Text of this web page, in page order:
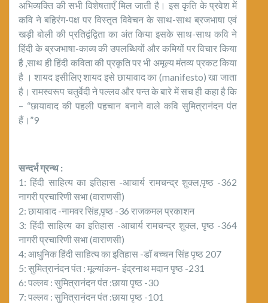
अभिव्यक्ति की सभी विशेषताएँ मिल जाती है। इस कृति के प्रवेश में
कवि ने बहिरंग-पक्ष पर विस्तृत विवेचन के साथ-साथ ब्रजभाषा एवं
खड़ी बोली की प्रतिद्वंद्विता का अंत किया इसके साथ-साथ कवि ने
हिंदी के ब्रजभाषा-काव्य की उपलब्धियों और कमियों पर विचार किया
है ,साथ ही हिंदी कविता की प्रकृति पर भी अमूल्य मंतव्य प्रकट किया
है । शायद इसीलिए शायद इसे छायावाद का (manifesto) खा जाता
है। रामस्वरूप चतुर्वेदी ने पल्लव और पन्त के बारे में सच ही कहा है कि
– “छायावाद की पहली पहचान बनाने वाले कवि सुमित्रानंदन पंत
हैं।”9
सन्दर्भ ग्रन्थ :
1: हिंदी साहित्य का इतिहास -आचार्य रामचन्द्र शुक्ल,पृष्ठ -362
नागरी प्रचारिणी सभा (वाराणसी)
2: छायावाद -नामवर सिंह,पृष्ठ -36 राजकमल प्रकाशन
3: हिंदी साहित्य का इतिहास -आचार्य रामचन्द्र शुक्ल, पृष्ठ -364
नागरी प्रचारिणी सभा (वाराणसी)
4: आधुनिक हिंदी साहित्य का इतिहास -डॉ बच्चन सिंह पृष्ठ 207
5: सुमित्रानंदन पंत : मूल्यांकन- इंद्रनाथ मदान पृष्ठ -231
6: पल्लव : सुमित्रानंदन पंत :छाया पृष्ठ -30
7: पल्लव : सुमित्रानंदन पंत :छाया पृष्ठ -101